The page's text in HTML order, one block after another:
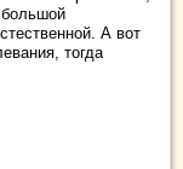
большой
А вот
тогда